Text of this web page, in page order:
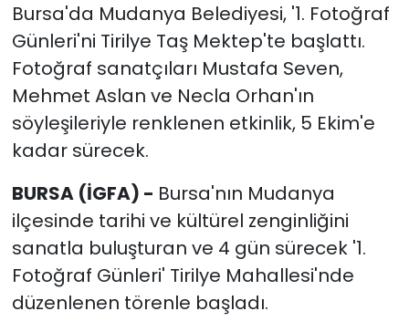
Bursa'da Mudanya Belediyesi, '1. Fotoğraf
Günleri'ni Tirilye Taş Mektep'te başlattı.
Fotoğraf sanatçıları Mustafa Seven,
Mehmet Aslan ve Necla Orhan'ın
söyleşileriyle renklenen etkinlik, 5 Ekim'e
kadar sürecek.
BURSA (İGFA) - Bursa'nın Mudanya
ilçesinde tarihi ve kültürel zenginliğini
sanatla buluşturan ve 4 gün sürecek '1.
Fotoğraf Günleri' Tirilye Mahallesi'nde
düzenlenen törenle başladı.